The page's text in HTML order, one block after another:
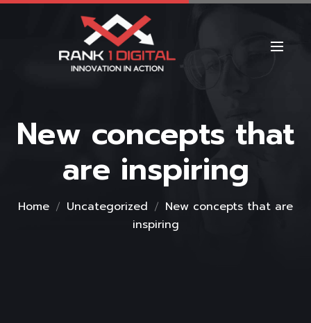
New concepts that
are inspiring
Home Uncategorized
New concepts that are
inspiring